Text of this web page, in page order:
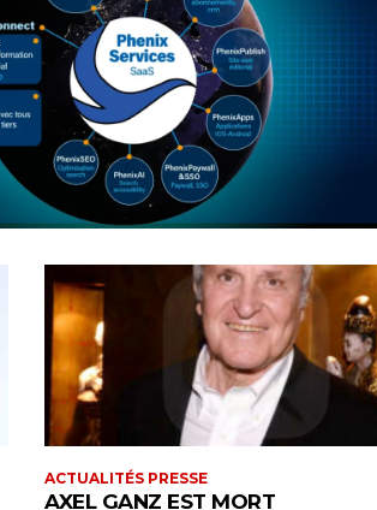
ACTUALITÉS PRESSE
AXEL GANZ EST MORT